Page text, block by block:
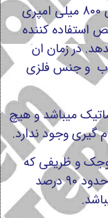
همچنینی اورسا نانو با بهره گیری از باطری 800 میلی امپری
استفاده کننده
در زمان ان
و جنس فلزی
میباشد و هیچ
گیری وجود ندارد.
کوجک و ظریفی که
دارد کار راهتی نیست ولی در همین حال حدود 90 درصد